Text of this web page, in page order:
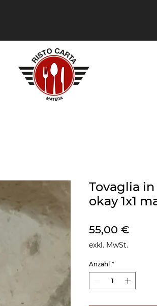
Tovaglia
okay 1x1
55,00 €
exkl. MwSt.
Anzahl *